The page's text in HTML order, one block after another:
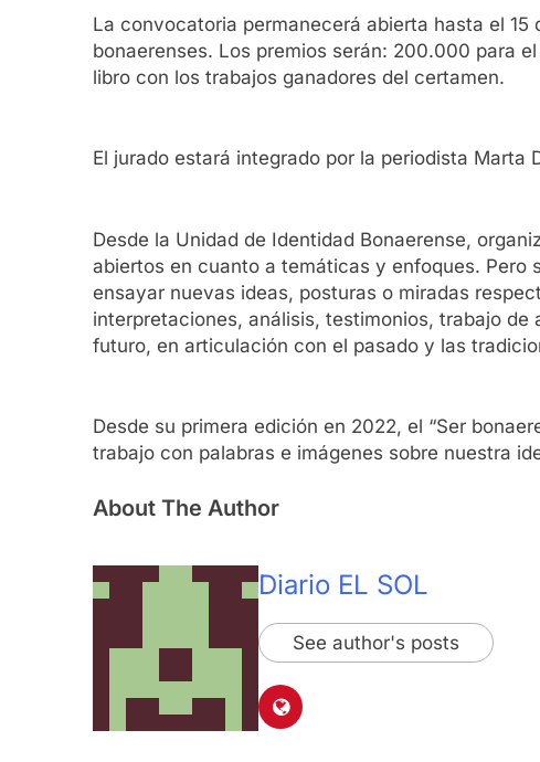
La convocatoria permanecerá abierta hasta el
bonaerenses. Los premios serán: 200.000 para
libro con los trabajos ganadores del certamen.
El jurado estará integrado por la periodista
Desde la Unidad de Identidad Bonaerense,
abiertos en cuanto a temáticas y enfoques.
ensayar nuevas ideas, posturas o miradas
interpretaciones, análisis, testimonios, trabajo
futuro, en articulación con el pasado y las
Desde su primera edición en 2022, el “Ser
trabajo con palabras e imágenes sobre nuestra
About The Author
Diario EL SOL
See author's posts